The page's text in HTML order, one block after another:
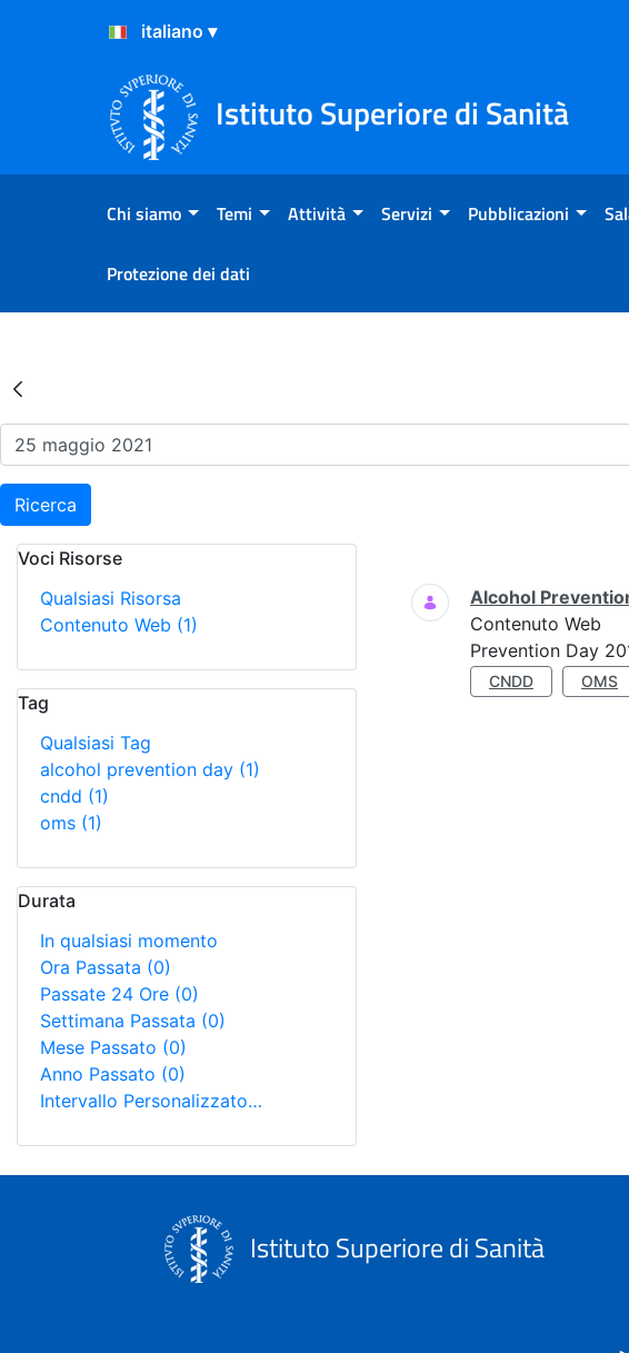
Salta al Contenuto
Salta al Footer
Istituto Superiore di Sanità
Chi siamo Temi Attività Servizi Pubblicazioni
Protezione dei dati
Risultati della Ricerca - Eventi
Ricerca
Voci Risorse
Qualsiasi Risorsa
Contenuto Web (1)
Tag
Qualsiasi Tag
alcohol prevention day (1)
cndd (1)
oms (1)
Durata
In qualsiasi momento
Ora Passata (0)
Passate 24 Ore (0)
Settimana Passata (0)
Mese Passato (0)
Anno Passato (0)
Intervallo Personalizzato…
Ricerca
Alcohol
Contenuto Web
Prevention Day
CNDD OMS
Istituto Superiore di Sanità